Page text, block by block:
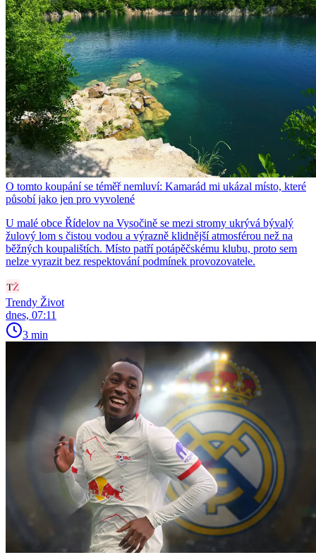
O tomto koupání se téměř nemluví: Kamarád mi ukázal místo, které
působí jako jen pro vyvolené
U malé obce Řídelov na Vysočině se mezi stromy ukrývá bývalý
žulový lom s čistou vodou a výrazně klidnější atmosférou než na
běžných koupalištích. Místo patří potápěčskému klubu, proto sem
nelze vyrazit bez respektování podmínek provozovatele.
Trendy Život
dnes, 07:11
3 min